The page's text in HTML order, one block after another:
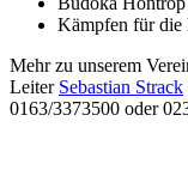
Kämpfen für die
Mehr zu unserem
Leiter Sebastian Strack
0163/3373500 oder